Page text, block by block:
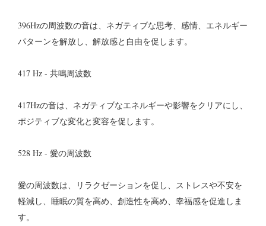
396Hzの周波数の音は、ネガティブな思考、感情、エネルギー
パターンを解放し、解放感と自由を促します。
417 Hz - 共鳴周波数
417Hzの音は、ネガティブなエネルギーや影響をクリアにし、
ポジティブな変化と変容を促します。
528 Hz - 愛の周波数
愛の周波数は、リラクゼーションを促し、ストレスや不安を
軽減し、睡眠の質を高め、創造性を高め、幸福感を促進しま
す。